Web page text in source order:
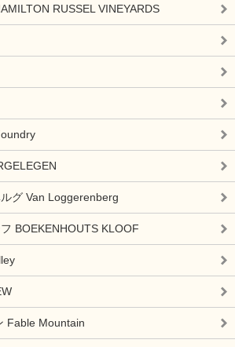
RUSSEL VINEYARDS
グ Van Loggerenberg
BOEKENHOUTS KLOOF
Fable Mountain